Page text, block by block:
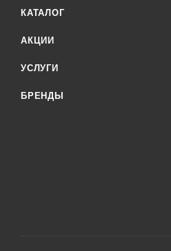
КАТАЛОГ
АКЦИИ
УСЛУГИ
БРЕНДЫ